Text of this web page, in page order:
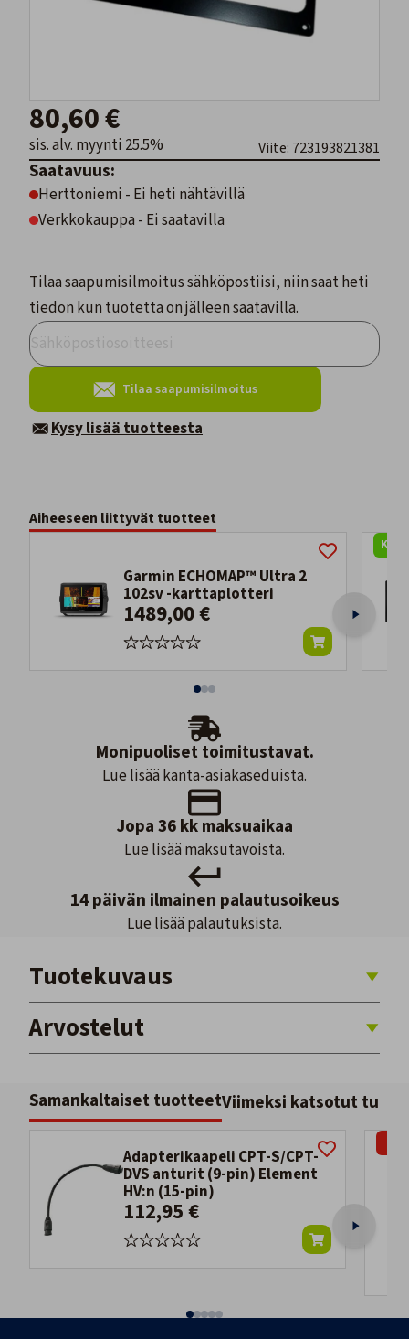
80,60 €
sis. alv. myynti 25.5% Viite: 723193821381
Saatavuus:
Herttoniemi - Ei heti nähtävillä
Verkkokauppa - Ei saatavilla
Tilaa saapumisilmoitus sähköpostiisi, niin saat heti
tiedon kun tuotetta on jälleen saatavilla.
Tilaa saapumisilmoitus
Kysy lisää tuotteesta
Aiheeseen liittyvät tuotteet
Garmin ECHOMAP™ Ultra 2
102sv -karttaplotteri
1489,00 €
Monipuoliset toimitustavat.
Lue lisää kanta-asiakaseduista.
Jopa 36 kk maksuaikaa
Lue lisää maksutavoista.
14 päivän ilmainen palautusoikeus
Lue lisää palautuksista.
Tuotekuvaus
Arvostelut
Samankaltaiset tuotteetViimeksi katsotut
Adapterikaapeli CPT-S/CPT-
DVS anturit (9-pin) Element
HV:n (15-pin)
112,95 €